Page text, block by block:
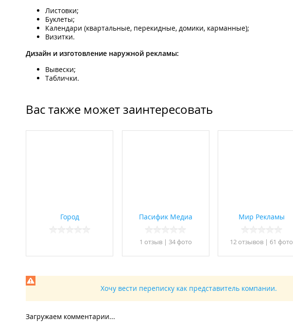
Листовки;
Буклеты;
Календари (квартальные, перекидные, домики, карманные);
Визитки.
Дизайн и изготовление наружной рекламы:
Вывески;
Таблички.
Вас также может заинтересовать
Город Пасифик Медиа
1 отзыв | 34 фото
Мир Рекламы
12 отзывов | 61 фото
Хочу вести переписку как представитель компании.
Загружаем комментарии...